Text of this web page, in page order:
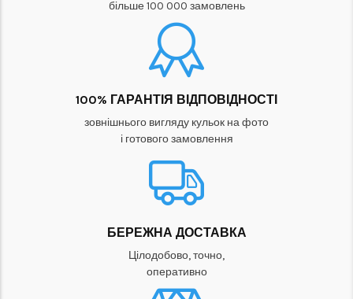
більше 100 000 замовлень
100% ГАРАНТІЯ ВІДПОВІДНОСТІ
зовнішнього вигляду кульок на фото
і готового замовлення
БЕРЕЖНА ДОСТАВКА
Цілодобово, точно,
оперативно